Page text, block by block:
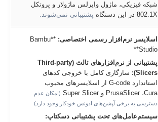
شبکه فیزیکی، ماژول وایرلس ماژولار و پروتکل
802.1X در این دستگاه
پشتیبانی نمی‌شوند.
اسلایسر نرم‌افزار رسمی اختصاصی:
**Bambu
Studio**
پشتیبانی از نرم‌افزارهای ثالث (Third-party
Slicers):
سازگاری کامل با خروجی کدهای
استاندارد G-code از اسلایسرهای محبوب
PrusaSlicer ،Cura و Super Slicer
(امکان عدم
دسترسی به برخی آپشن‌های ادونس خودکار وجود دارد)
سیستم‌عامل‌های تحت پشتیبانی دسکتاپ: